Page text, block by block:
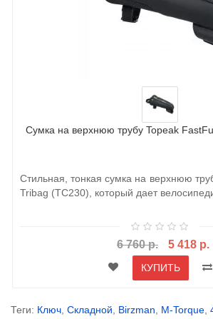
Сумка на верхнюю трубу Topeak
Стильная, тонкая сумка на верхнюю
Tribag (TC230), который дает
6 760 р. 5 418 р.
КУПИТЬ
Теги: Ключ Складной Birzman M-Torque